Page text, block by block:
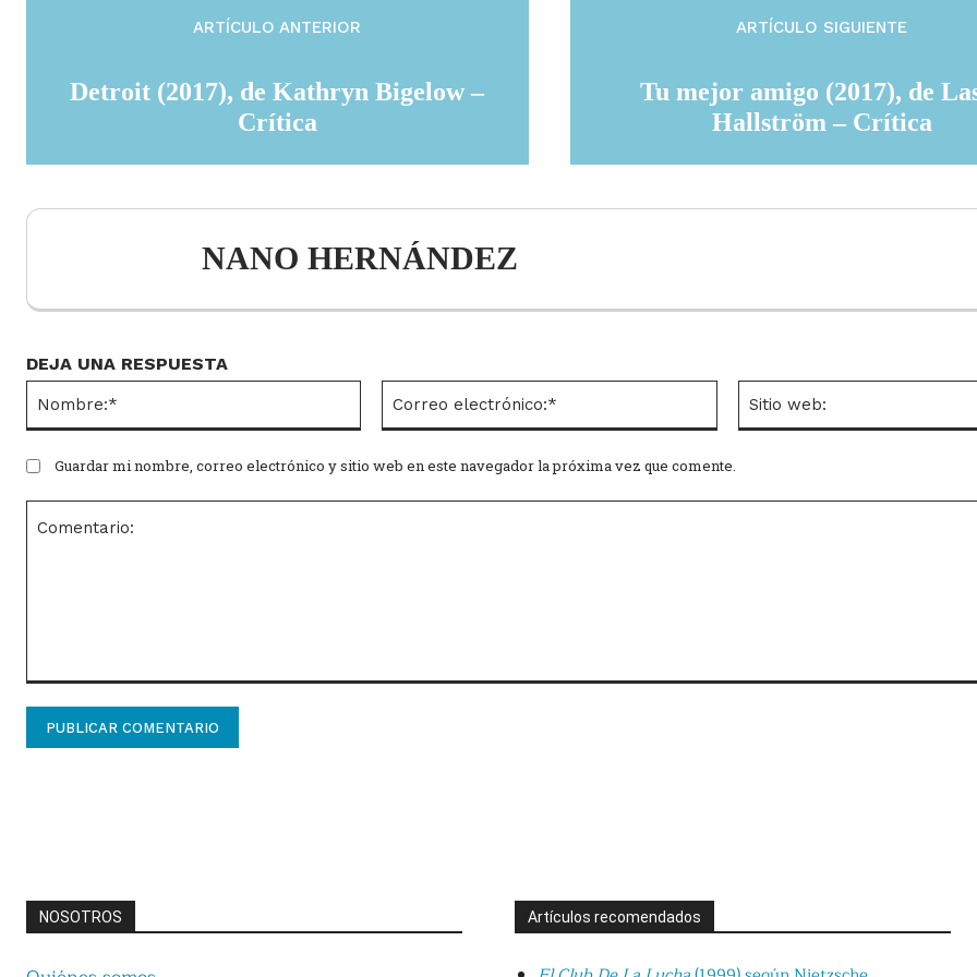
ARTÍCULO ANTERIOR
Detroit (2017), de Kathryn Bigelow –
Crítica
ARTÍCULO SIGUIENTE
Tu mejor amigo (2017), de
Hallström – Crítica
NANO HERNÁNDEZ
DEJA UNA RESPUESTA
Comentario:
Nombre:* Correo
electrónico:*
Guardar mi nombre, correo electrónico y sitio web en este navegador la próxima vez que comente.
NOSOTROS Artículos recomendados